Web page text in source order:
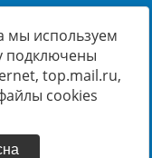
files/reestr-
на22.03.2024
мы используем
подключены
top.mail.ru,
cookies